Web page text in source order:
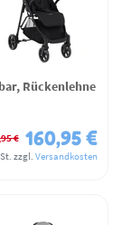
Rückenlehne
€ 160,95 €
zzgl. Versandkosten